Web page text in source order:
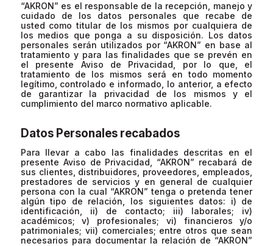
“AKRON” es el responsable de la recepción, manejo y
cuidado de los datos personales que recabe de
usted como titular de los mismos por cualquiera de
los medios que ponga a su disposición. Los datos
personales serán utilizados por “AKRON” en base al
tratamiento y para las finalidades que se prevén en
el presente Aviso de Privacidad, por lo que, el
tratamiento de los mismos será en todo momento
legítimo, controlado e informado, lo anterior, a efecto
de garantizar la privacidad de los mismos y el
cumplimiento del marco normativo aplicable.
Datos Personales recabados
Para llevar a cabo las finalidades descritas en el
presente Aviso de Privacidad, “AKRON” recabará de
sus clientes, distribuidores, proveedores, empleados,
prestadores de servicios y en general de cualquier
persona con la cual “AKRON” tenga o pretenda tener
algún tipo de relación, los siguientes datos: i) de
identificación, ii) de contacto; iii) laborales; iv)
académicos; v) profesionales; vi) financieros y/o
patrimoniales; vii) comerciales; entre otros que sean
necesarios para documentar la relación de “AKRON”